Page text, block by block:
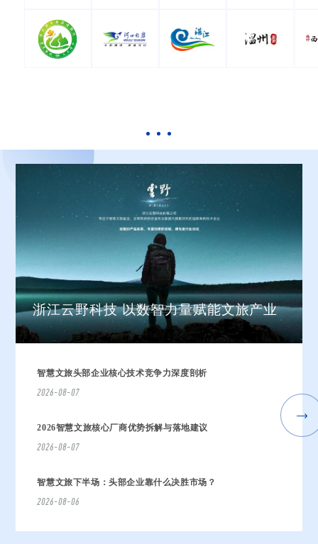
浙江云野科技 以数智力量赋能文旅产业
查看更多
迈点文旅产业联盟在京启航 —— 云野科
技携手共创产业新生态
查看更多
金蛇献瑞 岁序更新
查看更多
2025年元旦‌放假通知
查看更多
五一放假通知
查看更多
智慧文旅头部企业核心技术竞争力深度剖析
2026-08-07
2026智慧文旅核心厂商优势拆解与落地建议
2026-08-07
智慧文旅下半场：头部企业靠什么决胜市场？
2026-08-06